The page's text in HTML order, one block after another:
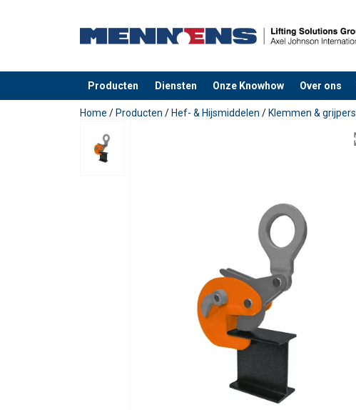
Producten Diensten Onze Knowhow Over ons
toegevoegd aan uw offerte
Home / Producten / Hef- & Hijsmiddelen / Klemmen & grijpers